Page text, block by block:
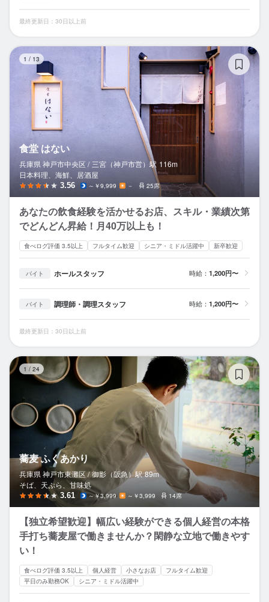
最終更新日：30日以上前
1 / 13
食堂 はない
兵庫県 神戸市中央区 / 三宮（神戸市営）駅 116m
日本料理、海鮮、居酒屋
3.56 ～￥9,999 － 25席
あなたの飲食経験を活かせるお店、スキル・業績次第
でどんどん昇給！月40万以上も！
食べログ評価 3.5以上 フルタイム歓迎 シニア・ミドル活躍中 新卒歓迎
バイト ホールスタッフ 時給： 1,200円〜
バイト 調理師・調理スタッフ 時給： 1,200円〜
最終更新日：30日以上前
1 / 24
蕎麦 ふくあかり
兵庫県 神戸市東灘区 / 御影（阪急）駅 89m
そば、天ぷら、甘味処
3.61 ～￥3,999 ～￥3,999 14席
【独立希望歓迎】幅広い経験ができる個人経営の本格
手打ち蕎麦屋で働きませんか？閑静な立地で働きやす
い！
食べログ評価 3.5以上 個人経営 小さなお店
フルタイム歓迎
平日のみ勤務OK
シニア・ミドル活躍中